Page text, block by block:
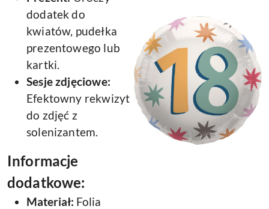
dodatek do
kwiatów, pudełka
prezentowego lub
kartki.
Sesje zdjęciowe:
Efektowny rekwizyt
do zdjęć z
solenizantem.
Informacje
dodatkowe:
Materiał: Folia